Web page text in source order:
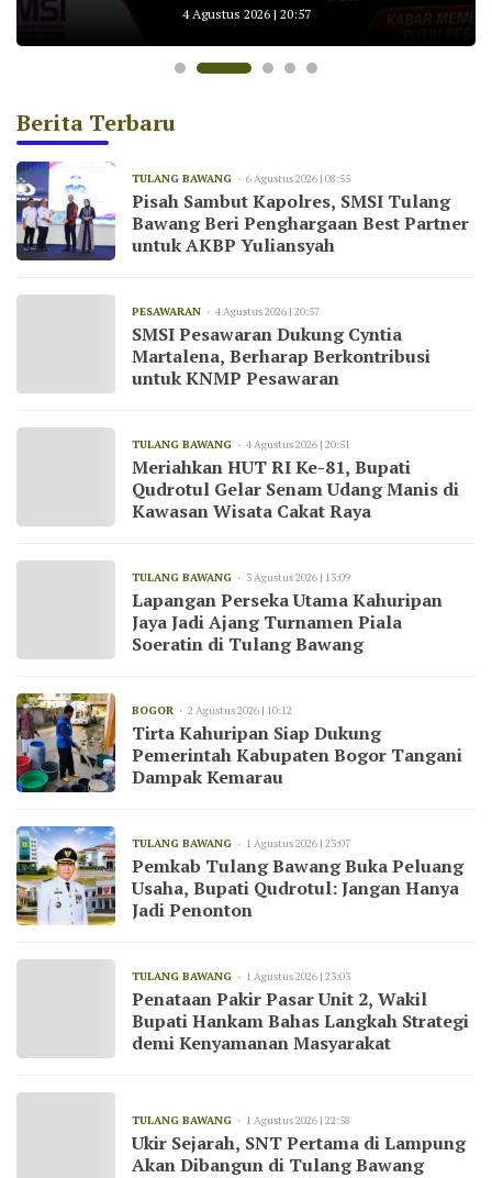
untuk AKBP Yuliansyah
KNMP Pesawaran
4 Agustus 2026 | 20:57
Wisata Cakat Raya
Tulang Bawang
Kemarau
Berita Terbaru
TULANG BAWANG 6 Agustus 2026 | 08:55
Pisah Sambut Kapolres, SMSI Tulang
Bawang Beri Penghargaan Best Partner
untuk AKBP Yuliansyah
PESAWARAN 4 Agustus 2026 | 20:57
SMSI Pesawaran Dukung Cyntia
Martalena, Berharap Berkontribusi
untuk KNMP Pesawaran
TULANG BAWANG 4 Agustus 2026 | 20:51
Meriahkan HUT RI Ke-81, Bupati
Qudrotul Gelar Senam Udang Manis di
Kawasan Wisata Cakat Raya
TULANG BAWANG 3 Agustus 2026 | 13:09
Lapangan Perseka Utama Kahuripan
Jaya Jadi Ajang Turnamen Piala
Soeratin di Tulang Bawang
BOGOR 2 Agustus 2026 | 10:12
Tirta Kahuripan Siap Dukung
Pemerintah Kabupaten Bogor Tangani
Dampak Kemarau
TULANG BAWANG 1 Agustus 2026 | 23:07
Pemkab Tulang Bawang Buka Peluang
Usaha, Bupati Qudrotul: Jangan Hanya
Jadi Penonton
TULANG BAWANG 1 Agustus 2026 | 23:03
Penataan Pakir Pasar Unit 2, Wakil
Bupati Hankam Bahas Langkah Strategi
demi Kenyamanan Masyarakat
TULANG BAWANG 1 Agustus 2026 | 22:58
Ukir Sejarah, SNT Pertama di Lampung
Akan Dibangun di Tulang Bawang